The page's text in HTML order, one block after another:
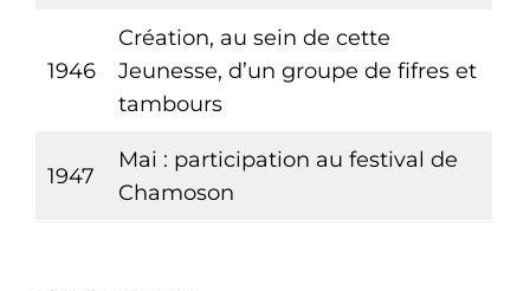
1946
Création, au sein de cette
Jeunesse, d’un groupe de fifres et
tambours
1947
Mai : participation au festival de
Chamoson